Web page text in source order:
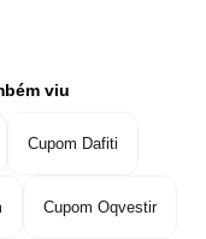
viu
Cupom Dafiti
Cupom Oqvestir